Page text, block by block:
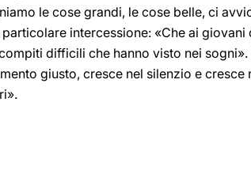
le cose grandi, le cose belle, ci
intercessione: «Che ai
difficili che hanno visto nei sogni».
giusto, cresce nel silenzio e cresce